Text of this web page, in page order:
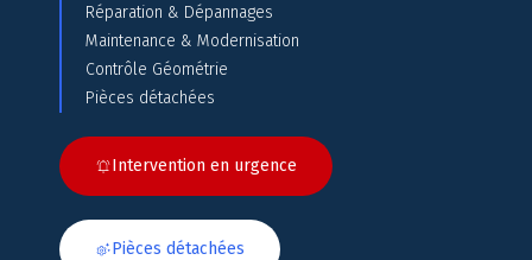
Réparation & Dépannages
Maintenance & Modernisation
Contrôle Géométrie
Pièces détachées
Intervention en urgence
Pièces détachées